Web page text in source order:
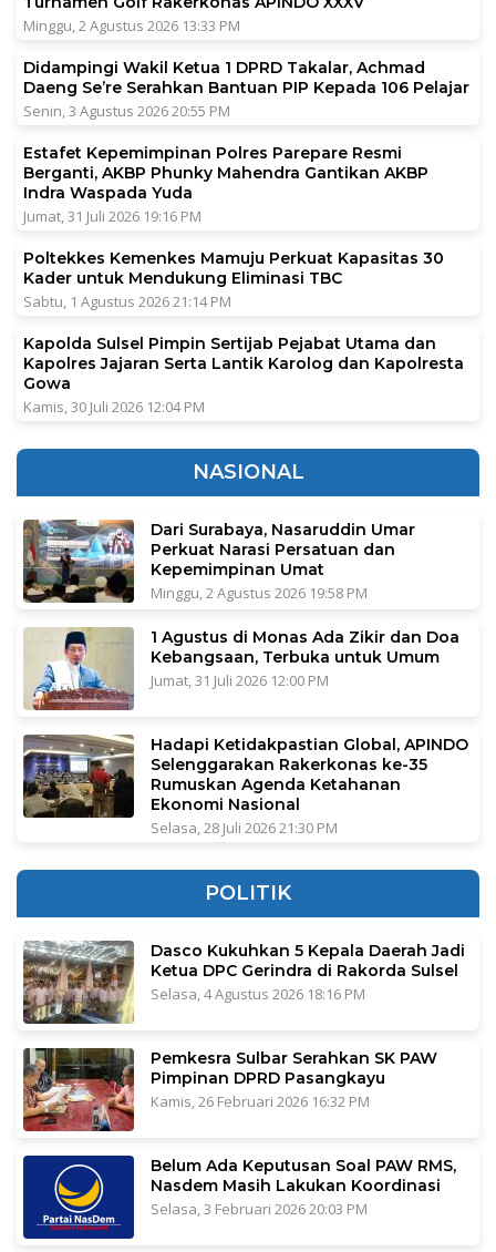
Minggu, 2 Agustus 2026 13:33 PM
Didampingi Wakil Ketua 1 DPRD Takalar, Achmad
Daeng Se’re Serahkan Bantuan PIP Kepada 106 Pelajar
Senin, 3 Agustus 2026 20:55 PM
Estafet Kepemimpinan Polres Parepare Resmi
Berganti, AKBP Phunky Mahendra Gantikan AKBP
Indra Waspada Yuda
Jumat, 31 Juli 2026 19:16 PM
Poltekkes Kemenkes Mamuju Perkuat Kapasitas 30
Kader untuk Mendukung Eliminasi TBC
Sabtu, 1 Agustus 2026 21:14 PM
Kapolda Sulsel Pimpin Sertijab Pejabat Utama dan
Kapolres Jajaran Serta Lantik Karolog dan Kapolresta
Gowa
Kamis, 30 Juli 2026 12:04 PM
NASIONAL
Dari Surabaya, Nasaruddin Umar
Perkuat Narasi Persatuan dan
Kepemimpinan Umat
Minggu, 2 Agustus 2026 19:58 PM
1 Agustus di Monas Ada Zikir dan Doa
Kebangsaan, Terbuka untuk Umum
Jumat, 31 Juli 2026 12:00 PM
Hadapi Ketidakpastian Global, APINDO
Selenggarakan Rakerkonas ke-35
Rumuskan Agenda Ketahanan
Ekonomi Nasional
Selasa, 28 Juli 2026 21:30 PM
POLITIK
Dasco Kukuhkan 5 Kepala Daerah Jadi
Ketua DPC Gerindra di Rakorda Sulsel
Selasa, 4 Agustus 2026 18:16 PM
Pemkesra Sulbar Serahkan SK PAW
Pimpinan DPRD Pasangkayu
Kamis, 26 Februari 2026 16:32 PM
Belum Ada Keputusan Soal PAW RMS,
Nasdem Masih Lakukan Koordinasi
Selasa, 3 Februari 2026 20:03 PM